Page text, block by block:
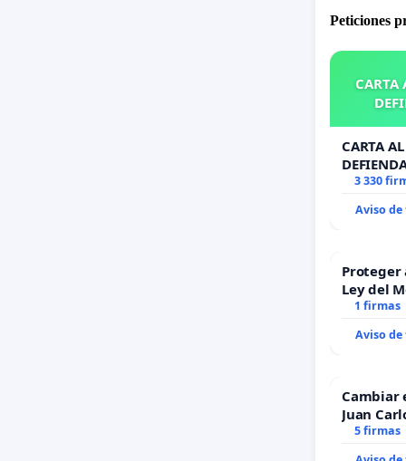
Peticiones
CARTA
CARTA
3 330
Aviso
Proteger
Ley del
1 firmas
Aviso
Cambiar
Juan
5 firmas